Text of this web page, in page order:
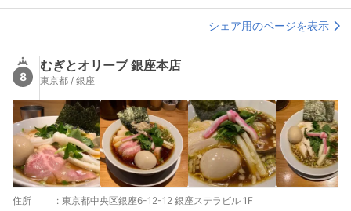
シェア用のページを表示
8
むぎとオリーブ 銀座本店
東京都 / 銀座
住所 : 東京都中央区銀座6-12-12 銀座ステラビル 1F